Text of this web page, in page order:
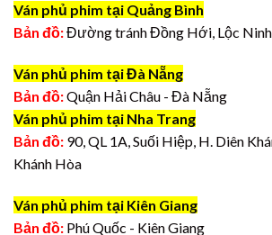
Ván phủ phim tại Quảng Bình
Bản đồ:Đường tránh Đồng Hới, Lộc
Ván phủ phim tại Đà Nẵng
Bản đồ:Quận Hải Châu - Đà Nẵng
Ván phủ phim tại Nha Trang
Bản đồ: 90, QL 1A, Suối Hiệp, H. Diên
Khánh Hòa
Ván phủ phim tại Kiên Giang
Bản đồ: Phú Quốc - Kiên Giang